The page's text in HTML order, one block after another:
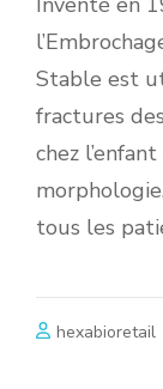
Stable est
fractures
chez
tous les
hexabioretail